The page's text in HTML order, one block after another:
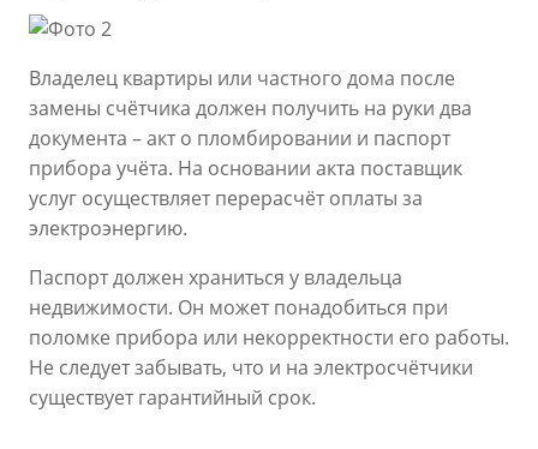
Владелец квартиры или частного дома после
замены счётчика должен получить на руки два
документа – акт о пломбировании и паспорт
прибора учёта. На основании акта поставщик
услуг осуществляет перерасчёт оплаты за
электроэнергию.
Паспорт должен храниться у владельца
недвижимости. Он может понадобиться при
поломке прибора или некорректности его работы.
Не следует забывать, что и на электросчётчики
существует гарантийный срок.